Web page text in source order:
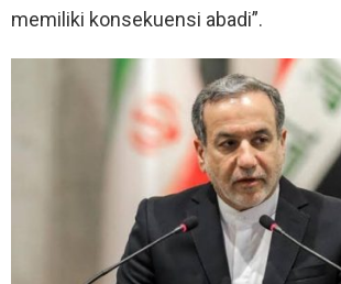
memiliki konsekuensi abadi”.